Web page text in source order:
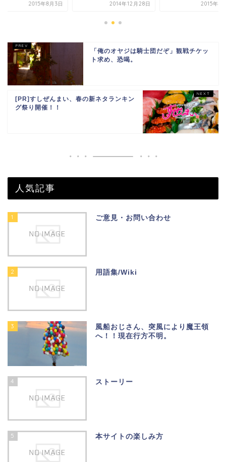
2015年8月3日 2014年12月28日 2015年4
「俺のオヤジは騎士団だぞ」観戦チケッ
ト求め、恐喝。
[PR]すしぜんまい、春の新ネタランキン
グ祭り開催！！
人気記事
1 ご意見・お問い合わせ
2 用語集/Wiki
3
風船おじさん、突風により魔王領
へ！！現在行方不明。
4 ストーリー
5 本サイトの楽しみ方